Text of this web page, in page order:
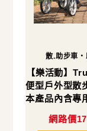
散.助步車
【樂活動】
便型戶外型散
本產品內含專
1件、專用購
網路價